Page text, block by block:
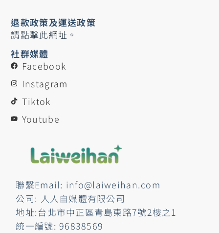
聯繫Email: info@laiweihan.com
公司: 人人自媒體有限公司
地址:台北市中正區青島東路7號2樓之1
統一編號: 96838569
社群媒體
Facebook
Instagram
Tiktok
Youtube
退款政策及運送政策
請點擊此網址。